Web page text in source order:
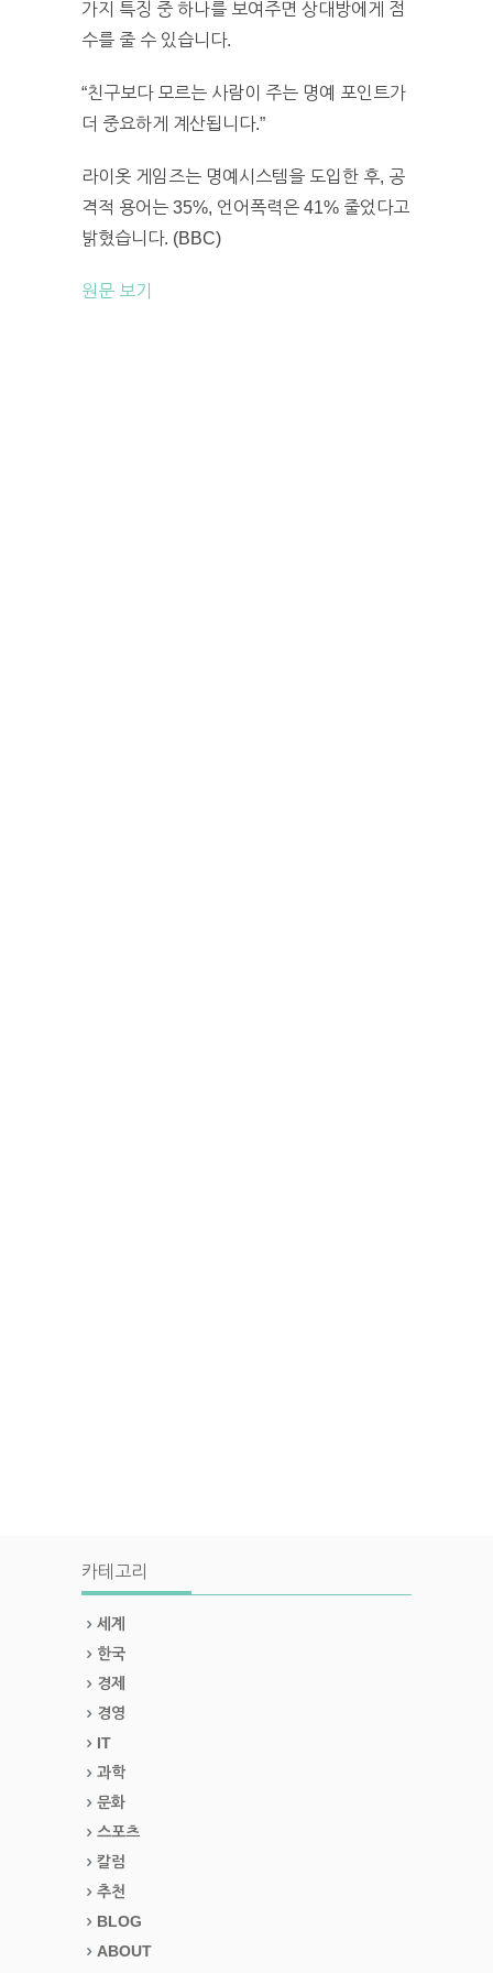
가지 특징 중 하나를 보여주면 상대방에게 점
수를 줄 수 있습니다.
“친구보다 모르는 사람이 주는 명예 포인트가
더 중요하게 계산됩니다.”
라이옷 게임즈는 명예시스템을 도입한 후, 공
격적 용어는 35%, 언어폭력은 41% 줄었다고
밝혔습니다. (BBC)
원문 보기
카테고리
세계
한국
경제
경영
IT
과학
문화
스포츠
칼럼
추천
BLOG
ABOUT